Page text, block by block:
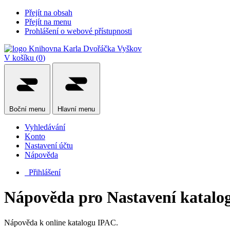
Přejít na obsah
Přejít na menu
Prohlášení o webové přístupnosti
V košíku (0)
Boční menu Hlavní menu
Vyhledávání
Konto
Nastavení účtu
Nápověda
Přihlášení
Nápověda pro Nastavení
Nápověda k online katalogu IPAC.